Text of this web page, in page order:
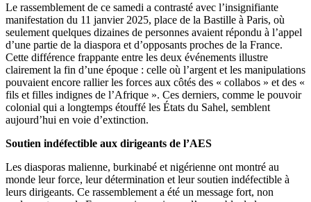
Le rassemblement de ce samedi a contrasté avec l’insignifiante
manifestation du 11 janvier 2025, place de la Bastille à Paris, où
seulement quelques dizaines de personnes avaient répondu à l’appel
d’une partie de la diaspora et d’opposants proches de la France.
Cette différence frappante entre les deux événements illustre
clairement la fin d’une époque : celle où l’argent et les manipulations
pouvaient encore rallier les forces aux côtés des « collabos » et des «
fils et filles indignes de l’Afrique ». Ces derniers, comme le pouvoir
colonial qui a longtemps étouffé les États du Sahel, semblent
aujourd’hui en voie d’extinction.
Soutien indéfectible aux dirigeants de l’AES
Les diasporas malienne, burkinabé et nigérienne ont montré au
monde leur force, leur détermination et leur soutien indéfectible à
leurs dirigeants. Ce rassemblement a été un message fort, non